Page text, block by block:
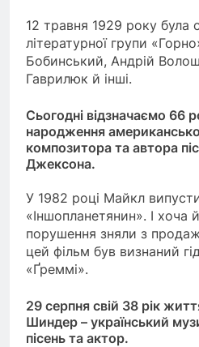
12 травня 1929 року була
літературної групи
Бобинський, Андрій
Гаврилюк й інші.
Сьогодні відзначаємо 66
народження
композитора та автора
Джексона.
У 1982 році Майкл
«Іншопланетянин». І хоча
порушення зняли з
цей фільм був визнаний
«Ґреммі».
29 серпня свій 38 рік
Шиндер – український
пісень та актор.